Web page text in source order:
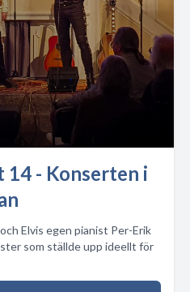
14 - Konserten i
Elvis egen pianist Per-Erik
som ställde upp ideellt för